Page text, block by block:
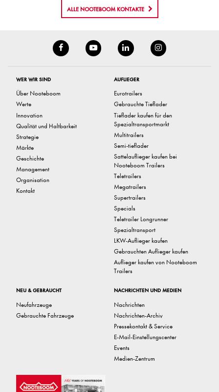
ALLE NOOTEBOOM KONTAKTE
WER WIR SIND
Über Nooteboom
Werte
Innovation
Qualität und Haltbarkeit
Strategie
Märkte
Geschichte
Management
Organisation
Kontakt
AUFLIEGER
Eurotrailers
Gebrauchte Tieflader
Tieflader kaufen für den
Spezialtransportmarkt
Multitrailers
Semi-tieflader
Sattelauflieger kaufen bei
Nooteboom Trailers
Teletrailers
Megatrailers
Supertrailers
Specials
Teletrailer Longrunner
Spezialtransport
LKW-Auflieger kaufen
Gebrauchten Auflieger kaufen
Auflieger kaufen von Nooteboom
Trailers
NEU & GEBRAUCHT
Neufahrzeuge
Gebrauchte Fahrzeuge
NACHRICHTEN UND MEDIEN
Nachrichten
Nachrichten-Archiv
Pressekontakt & Service
E-Mail-Einstellungscenter
Events
Medien-Zentrum